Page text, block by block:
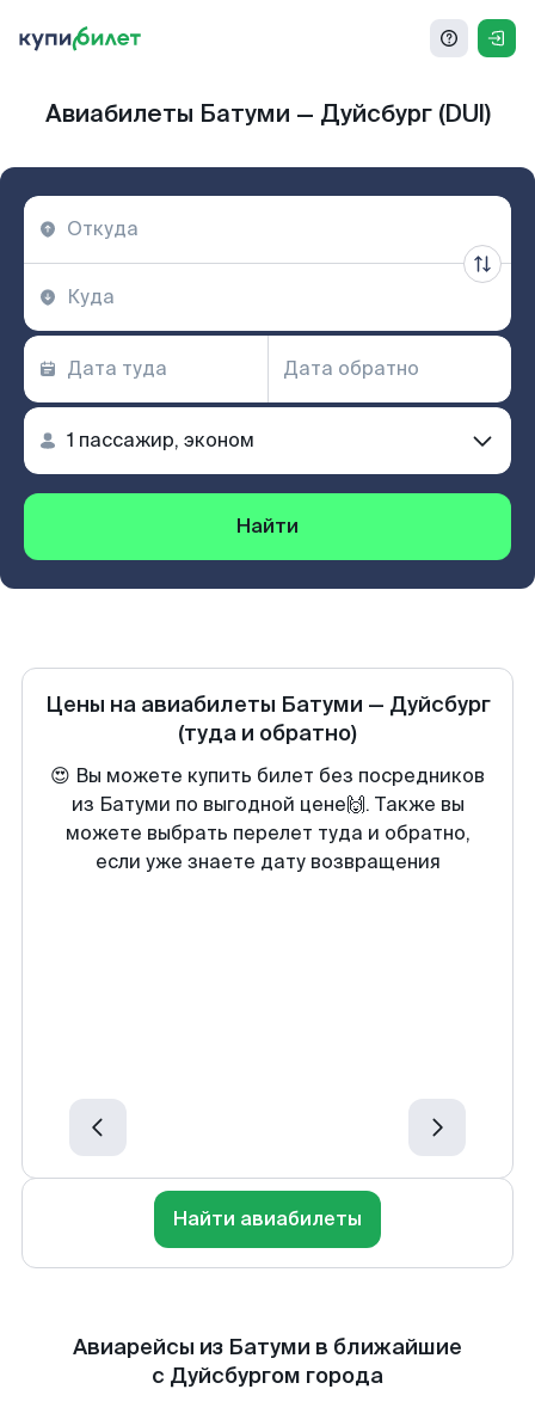
Авиабилеты Батуми — Дуйсбург (DUI)
Найти
Цены на авиабилеты Батуми — Дуйсбург
(туда и обратно)
😍 Вы можете купить билет без посредников
из Батуми по выгодной цене🙌. Также вы
можете выбрать перелет туда и обратно,
если уже знаете дату возвращения
Найти авиабилеты
Авиарейсы из Батуми в ближайшие
с Дуйсбургом города